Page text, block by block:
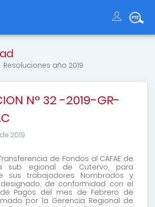
Resoluciones año 2019
N° 32 -2019-GR-
2019
Transferencia de Fondos al CAFAE de
sub egional de Cutervo, para
sus trabajadores Nombrados y
designado, de conformidad con el
Pagos del mes de Febrero de
por la Gerencia Regional de